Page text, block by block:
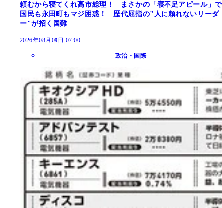
頼むから寝てくれ高市総理！ まさかの「寝不足アピール」で
国民も永田町もマジ困惑！ 歴代屈指の"人に頼れないリーダ
ー"が招く国難
2026年08月09日 07:00
政治・国際